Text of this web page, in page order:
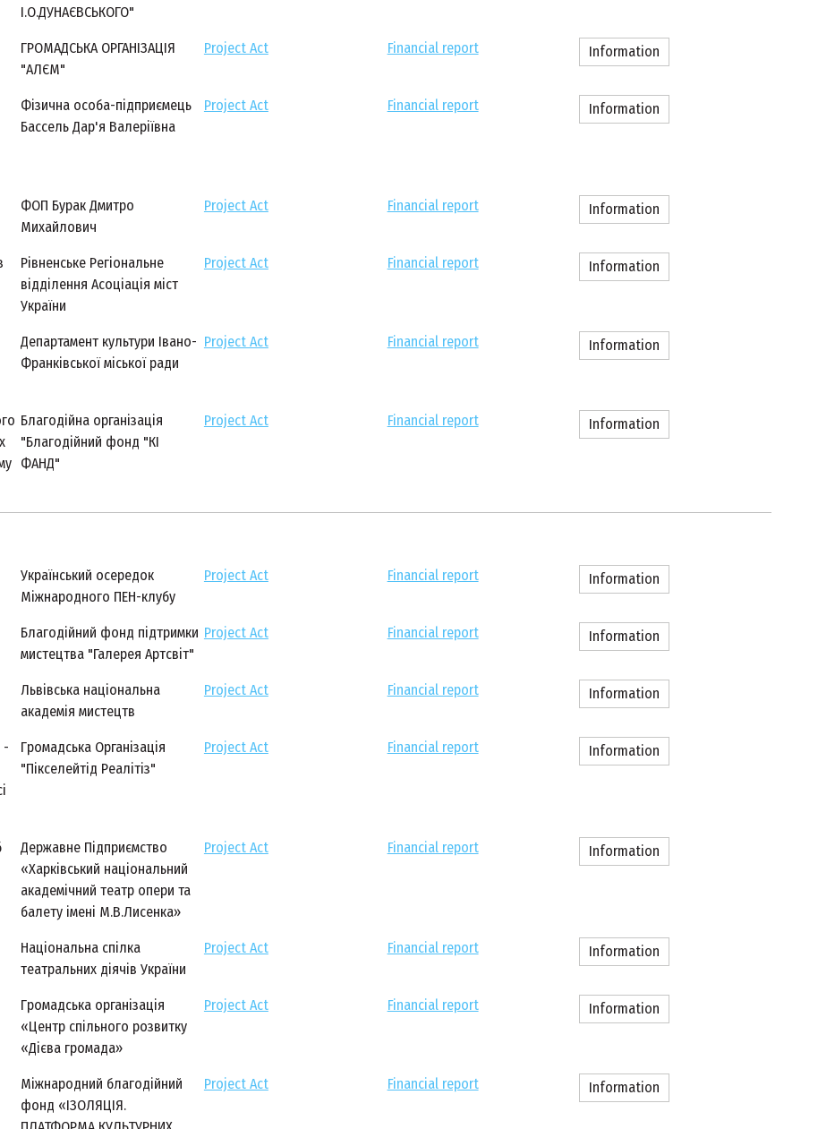
І.О.ДУНАЄВСЬКОГО"
ГРОМАДСЬКА ОРГАНІЗАЦІЯ
"АЛЄМ"
Project Act Financial report Information
Фізична особа-підприємець
Бассель Дар'я Валеріївна
Project Act Financial report Information
ФОП Бурак Дмитро
Михайлович
Project Act Financial report Information
Рівненське Регіональне
відділення Асоціація міст
України
Project Act Financial report Information
Департамент культури Івано-
Франківської міської ради
Project Act Financial report Information
Благодійна організація
"Благодійний фонд "КІ
ФАНД"
Project Act Financial report Information
Український осередок
Міжнародного ПЕН-клубу
Project Act Financial report Information
Благодійний фонд підтримки
мистецтва "Галерея Артсвіт"
Project Act Financial report Information
Львівська національна
академія мистецтв
Project Act Financial report Information
-
Громадська Організація
"Пікселейтід Реалітіз"
Project Act Financial report Information
Державне Підприємство
«Харківський національний
академічний театр опери та
балету імені М.В.Лисенка»
Project Act Financial report Information
Національна спілка
театральних діячів України
Project Act Financial report Information
Громадська організація
«Центр спільного розвитку
«Дієва громада»
Project Act Financial report Information
Міжнародний благодійний
фонд «ІЗОЛЯЦІЯ.
Project Act Financial report Information